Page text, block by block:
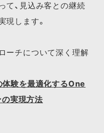
て、見込み客との継続
現します。
ーチに​ついて​深く​理解
体験を最適化するOne
実現方法